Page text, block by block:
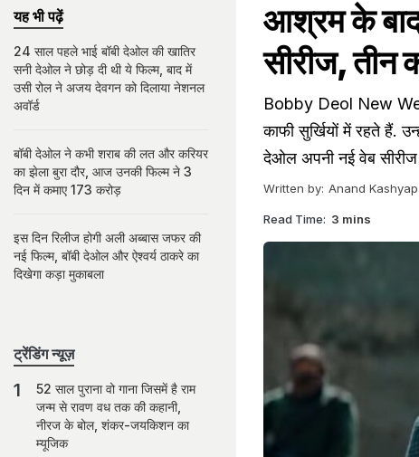
आश्रम के
सीरीज, तीन
Bobby Deol New
काफी सुर्खियों में रहते हैं.
देओल अपनी नई वेब
Written by: Anand Kashyap
Read Time: 3 mins
यह भी पढ़ें
24 साल पहले भाई बॉबी देओल की खातिर
सनी देओल ने छोड़ दी थी ये फिल्म, बाद में
उसी रोल ने अजय देवगन को दिलाया नेशनल
अवॉर्ड
बॉबी देओल ने कभी शराब की लत और करियर
का झेला बुरा दौर, आज उनकी फिल्म ने 3
दिन में कमाए 173 करोड़
इस दिन रिलीज होगी अली अब्बास जफर की
नई फिल्म, बॉबी देओल और ऐश्वर्य ठाकरे का
दिखेगा कड़ा मुकाबला
ट्रेंडिंग न्यूज़
52 साल पुराना वो गाना जिसमें है राम
जन्म से रावण वध तक की कहानी,
नीरज के बोल, शंकर-जयकिशन का
म्यूजिक